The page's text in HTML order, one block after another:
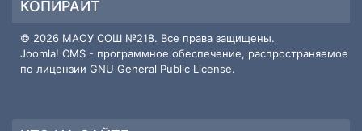
КОПИРАЙТ
© 2026 МАОУ СОШ №218. Все права защищены.
Joomla! CMS - программное обеспечение, распространяемое
по лицензии GNU General Public License.